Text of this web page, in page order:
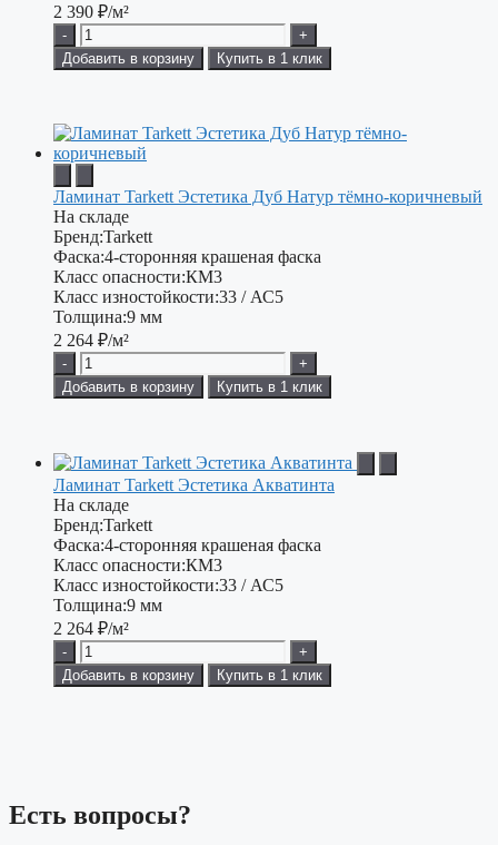
2 390 ₽/м²
-
+
Добавить в корзину
Купить в 1 клик
Ламинат Tarkett Эстетика Дуб Натур тёмно-коричневый
На складе
Бренд:Tarkett
Фаска:4-сторонняя крашеная фаска
Класс опасности:КМ3
Класс изностойкости:33 / АС5
Толщина:9 мм
2 264 ₽/м²
-
+
Добавить в корзину
Купить в 1 клик
Ламинат Tarkett Эстетика Акватинта
На складе
Бренд:Tarkett
Фаска:4-сторонняя крашеная фаска
Класс опасности:КМ3
Класс изностойкости:33 / АС5
Толщина:9 мм
2 264 ₽/м²
-
+
Добавить в корзину
Купить в 1 клик
Есть вопросы?